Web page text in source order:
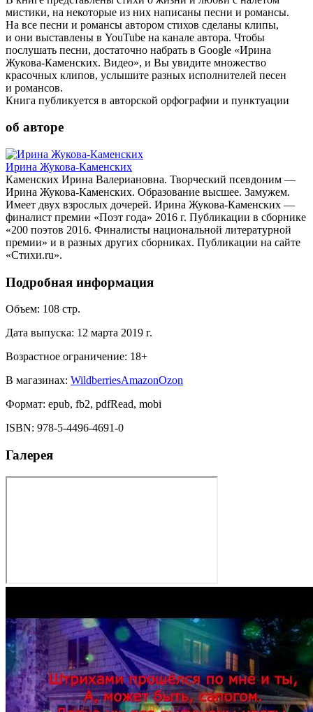
мистики, на некоторые из них написаны песни и романсы.
На все песни и романсы автором стихов сделаны клипы,
и они выставлены в YouTube на канале автора. Чтобы
послушать песни, достаточно набрать в Google «Ирина
Жукова-Каменских. Видео», и Вы увидите множество
красочных клипов, услышите разных исполнителей песен
и романсов.
Книга публикуется в авторской орфографии и пунктуации
об авторе
Ирина Жукова-Каменских
Каменских Ирина Валериановна. Творческий псевдоним —
Ирина Жукова-Каменских. Образование высшее. Замужем.
Имеет двух взрослых дочерей. Ирина Жукова-Каменских —
финалист премии «Поэт года» 2016 г. Публикации в сборнике
«200 поэтов 2016. Финалисты национальной литературной
премии» и в разных других сборниках. Публикации на сайте
«Стихи.ru».
Подробная информация
Объем: 108 стр.
Дата выпуска: 12 марта 2019 г.
Возрастное ограничение: 18+
В магазинах: WildberriesAmazonOzon
Формат: epub, fb2, pdfRead, mobi
ISBN: 978-5-4496-4691-0
Галерея